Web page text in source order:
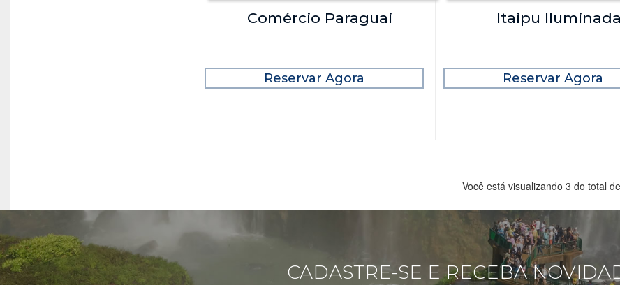
Comércio Paraguai
Reservar Agora
Itaipu Iluminada
Reservar Agora
Você está visualizando 3 do total
CADASTRE-SE E RECEBA